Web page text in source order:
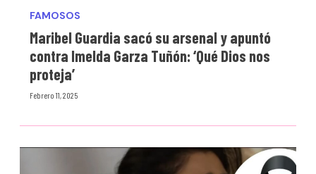
FAMOSOS
Maribel Guardia sacó su arsenal y apuntó
contra Imelda Garza Tuñón: ‘Qué Dios nos
proteja’
Febrero 11, 2025